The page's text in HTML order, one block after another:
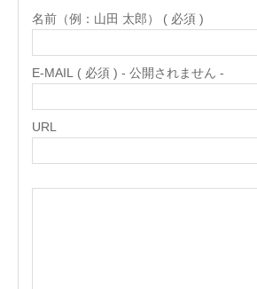
名前（例：山田 太郎） ( 必須 )
E-MAIL ( 必須 ) - 公開されません -
URL